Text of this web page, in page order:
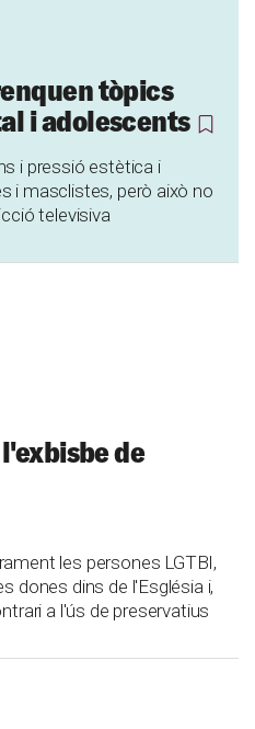
tòpics
i adolescents
i pressió estètica i
i masclistes, però això no
televisiva
de
les persones LGTBI,
dones dins de l'Església i,
a l'ús de preservatius